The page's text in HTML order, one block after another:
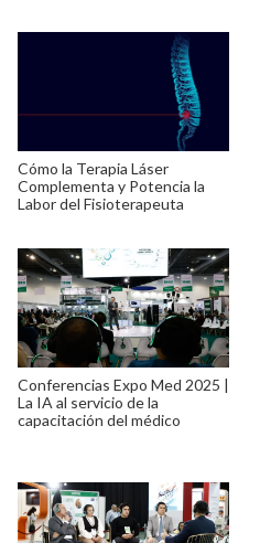
Cómo la Terapia Láser
Complementa y Potencia la
Labor del Fisioterapeuta
Conferencias Expo Med 2025 |
La IA al servicio de la
capacitación del médico